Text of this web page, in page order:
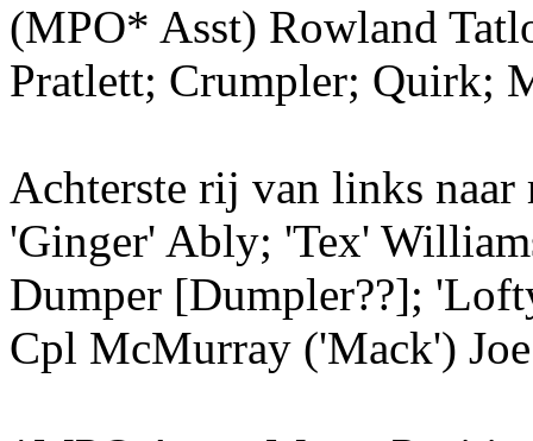
(MPO* Asst) Rowland
Pratlett; Crumpler; Quirk;
Achterste rij van links naar
'Ginger' Ably; 'Tex'
Dumper [Dumpler??];
Cpl McMurray ('Mack')